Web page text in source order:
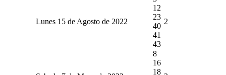
Lunes 15 de Agosto de 2022
12
23
40
41
43
2
8
16
18